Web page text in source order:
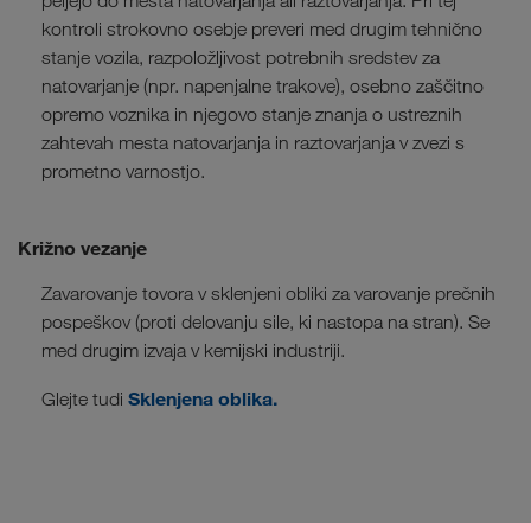
kontroli strokovno osebje preveri med drugim tehnično
stanje vozila, razpoložljivost potrebnih sredstev za
natovarjanje (npr. napenjalne trakove), osebno zaščitno
opremo voznika in njegovo stanje znanja o ustreznih
zahtevah mesta natovarjanja in raztovarjanja v zvezi s
prometno varnostjo.
Križno vezanje
Zavarovanje tovora v sklenjeni obliki za varovanje prečnih
pospeškov (proti delovanju sile, ki nastopa na stran). Se
med drugim izvaja v kemijski industriji.
Glejte tudi Sklenjena oblika.